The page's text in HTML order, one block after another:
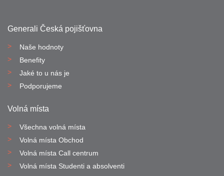
Generali Česká pojišťovna
Naše hodnoty
Benefity
Jaké to u nás je
Podporujeme
Volná místa
Všechna volná místa
Volná místa Obchod
Volná místa Call centrum
Volná místa Studenti a absolventi